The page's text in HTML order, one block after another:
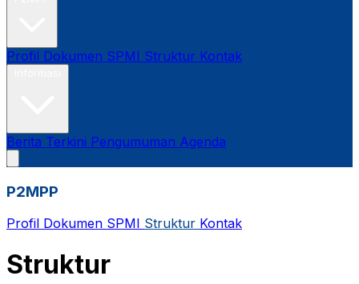
Profil Dokumen SPMI Struktur Kontak
Berita Terkini Pengumuman Agenda
P2MPP
Profil Dokumen SPMI Struktur Kontak
Struktur